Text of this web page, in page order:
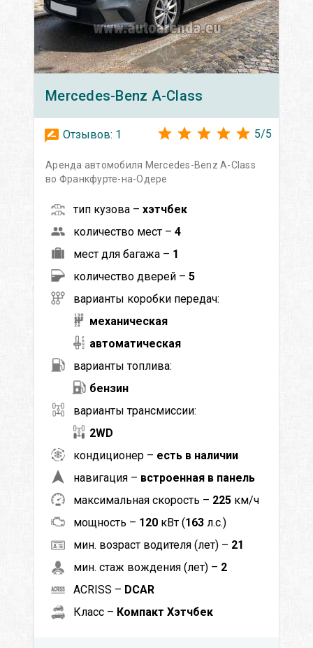
Mercedes-Benz A-Class
Отзывов: 1 5/5
Аренда автомобиля Mercedes-Benz A-Class
во Франкфурте-на-Одере
тип кузова – хэтчбек
количество мест – 4
мест для багажа – 1
количество дверей – 5
варианты коробки передач:
механическая
автоматическая
варианты топлива:
бензин
варианты трансмиссии:
2WD
кондиционер – есть в наличии
навигация – встроенная в панель
максимальная скорость – 225 км/ч
мощность – 120 кВт (163 л.с.)
мин. возраст водителя (лет) – 21
мин. стаж вождения (лет) – 2
ACRISS – DCAR
Класс – Компакт Хэтчбек